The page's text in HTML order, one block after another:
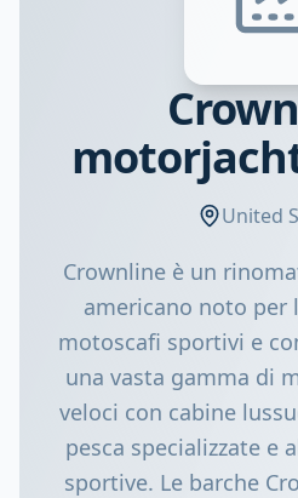
United
Crownline è un
americano noto per
motoscafi sportivi e
una vasta gamma di
veloci con cabine
pesca specializzate e
sportive. Le barche